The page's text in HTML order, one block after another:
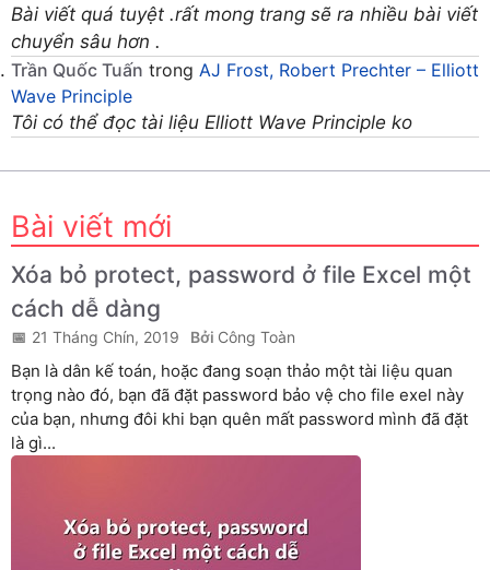
Bài viết quá tuyệt .rất mong trang sẽ ra nhiều bài viết
chuyển sâu hơn .
Trần Quốc Tuấn trong AJ Frost, Robert Prechter – Elliott
Wave Principle
Tôi có thể đọc tài liệu Elliott Wave Principle ko
Bài viết mới
Xóa bỏ protect, password ở file Excel một
cách dễ dàng
21 Tháng Chín, 2019 Công Toàn
Bạn là dân kế toán, hoặc đang soạn thảo một tài liệu quan
trọng nào đó, bạn đã đặt password bảo vệ cho file exel này
của bạn, nhưng đôi khi bạn quên mất password mình đã đặt
là gì...